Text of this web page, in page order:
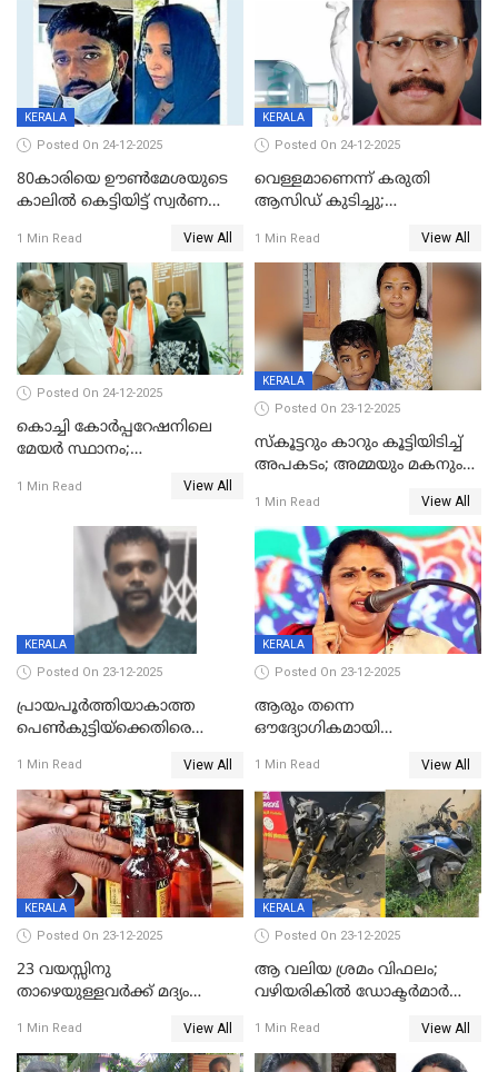
KERALA
Posted On 24-12-2025
80കാരിയെ ഊൺമേശയുടെ
കാലിൽ കെട്ടിയിട്ട് സ്വർണവും
കൊച്ചുമകനും സുഹൃത്തും
അറസ്റ്റിൽ
1 Min Read View All
KERALA
Posted On 24-12-2025
വെള്ളമാണെന്ന് കരുതി
ആസിഡ് കുടിച്ചു;
മരിച്ചു
1 Min Read View All
Posted On 24-12-2025
കൊച്ചി കോര്‍പ്പറേഷനിലെ
മേയര്‍ സ്ഥാനം;
രൂക്ഷം
1 Min Read View All
KERALA
Posted On 23-12-2025
സ്കൂട്ടറും കാറും കൂട്ടിയിടിച്ച്
അപകടം; അമ്മയും മകനും
ഗുരുതരാവസ്ഥയിൽ
1 Min Read View All
KERALA
Posted On 23-12-2025
പ്രായപൂർത്തിയാകാത്ത
പെൺകുട്ടിയ്ക്കെതിരെ
59 വർഷം തടവും 90,൦൦൦ രൂപ
പിഴയും ശിക്ഷ
1 Min Read View All
KERALA
Posted On 23-12-2025
ആരും തന്നെ
ഔദ്യോഗികമായി
കണ്ടെത്താൻ ഇന്ന് കോർ
കമ്മിറ്റി കൂടിയില്ല';
അതൃപ്തിയുമായി ദീപ്തി മേരി
വർഗീസ്
1 Min Read View All
KERALA
Posted On 23-12-2025
23 വയസ്സിനു
താഴെയുള്ളവർക്ക് മദ്യം
നടപടി;സ്ഥാപനങ്ങൾക്കെതിരെ
രണ്ട് കേസുകൾ
1 Min Read View All
KERALA
Posted On 23-12-2025
ആ വലിയ ശ്രമം വിഫലം;
വഴിയരികില്‍ ‌ഡോക്ടര്‍മാര്‍
മരണത്തിന് കീഴടങ്ങി
1 Min Read View All